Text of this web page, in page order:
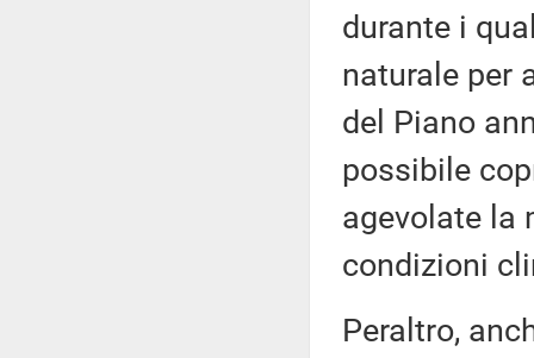
durante i
naturale per
del Piano
possibile
agevolate la
condizioni
Peraltro,